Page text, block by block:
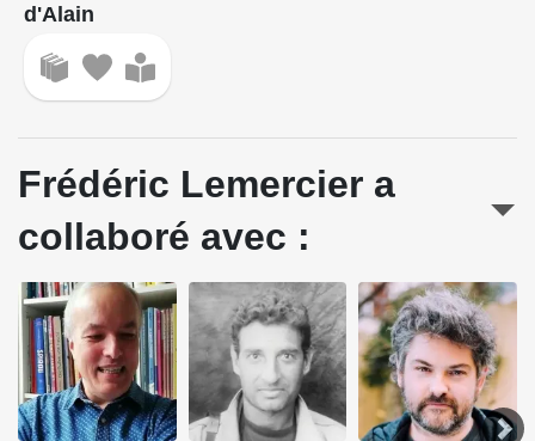
d'Alain
Frédéric Lemercier a
collaboré avec :